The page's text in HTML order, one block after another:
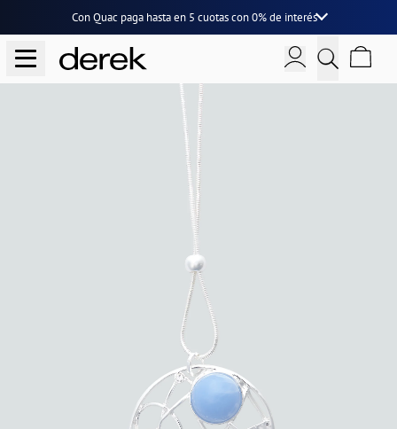
Con Quac paga hasta en 5 cuotascon0% de interés